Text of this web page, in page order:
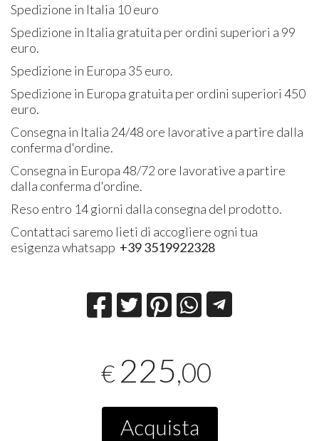
Spedizione in Italia 10 euro
Spedizione in Italia gratuita per ordini superiori a 99
euro.
Spedizione in Europa 35 euro.
Spedizione in Europa gratuita per ordini superiori 450
euro.
Consegna in Italia 24/48 ore lavorative a partire dalla
conferma d'ordine.
Consegna in Europa 48/72 ore lavorative a partire
dalla conferma d'ordine.
Reso entro 14 giorni dalla consegna del prodotto.
Contattaci saremo lieti di accogliere ogni tua
esigenza whatsapp +39 3519922328
€ 225,00
Acquista